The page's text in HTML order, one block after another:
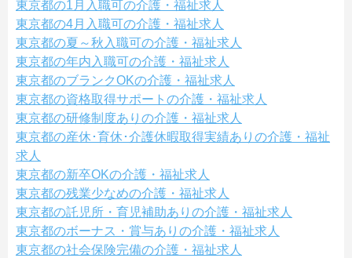
東京都の1月入職可の介護・福祉求人
東京都の4月入職可の介護・福祉求人
東京都の夏～秋入職可の介護・福祉求人
東京都の年内入職可の介護・福祉求人
東京都のブランクOKの介護・福祉求人
東京都の資格取得サポートの介護・福祉求人
東京都の研修制度ありの介護・福祉求人
東京都の産休･育休･介護休暇取得実績ありの介護・福祉
求人
東京都の新卒OKの介護・福祉求人
東京都の残業少なめの介護・福祉求人
東京都の託児所・育児補助ありの介護・福祉求人
東京都のボーナス・賞与ありの介護・福祉求人
東京都の社会保険完備の介護・福祉求人